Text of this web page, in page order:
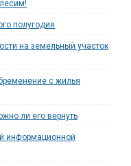
полугодия
на земельный участок
с жилья
ли его вернуть
информационной